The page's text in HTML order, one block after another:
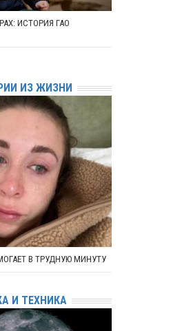
ИСТОРИЯ ГАО
ИЗ ЖИЗНИ
В ТРУДНУЮ МИНУТУ
И ТЕХНИКА